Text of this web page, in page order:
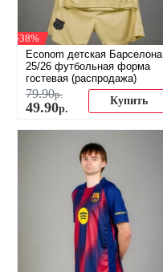
-38%
Econom детская Барселона
25/26 футбольная форма
гостевая (распродажа)
79.90р.
49.90р.
Купить